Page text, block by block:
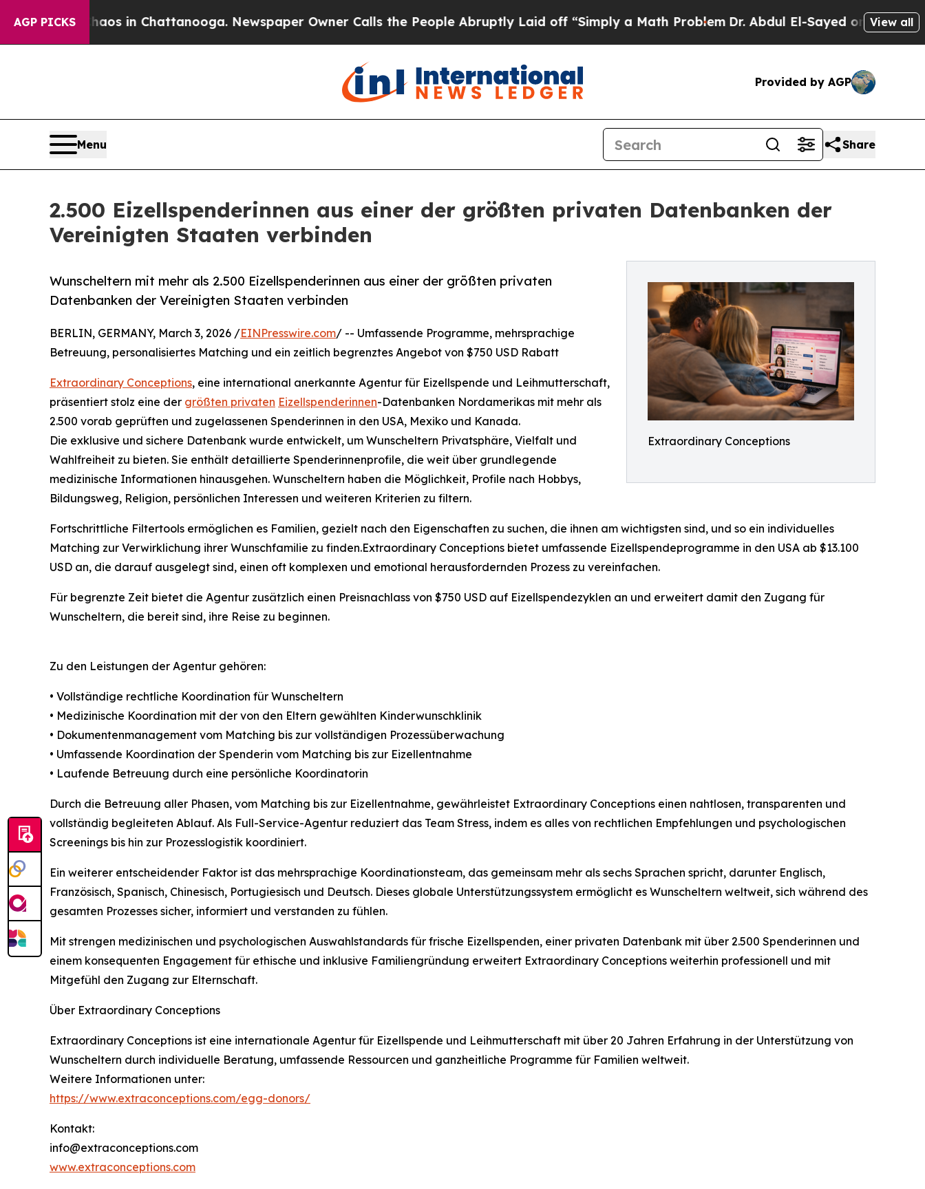
AGP PICKS
Chaos in Chattanooga. Newspaper Owner Calls the People Abruptly Laid off “Simply a Math Problem Dr. Abdul El-Sayed on Historic View all
Provided by AGP
Menu Share
2.500 Eizellspenderinnen aus einer der größten privaten Datenbanken der
Vereinigten Staaten verbinden
Extraordinary Conceptions
Wunscheltern mit mehr als 2.500 Eizellspenderinnen aus einer der größten privaten
Datenbanken der Vereinigten Staaten verbinden
BERLIN, GERMANY, March 3, 2026 /EINPresswire.com/ -- Umfassende Programme, mehrsprachige
Betreuung, personalisiertes Matching und ein zeitlich begrenztes Angebot von $750 USD Rabatt
Extraordinary Conceptions, eine international anerkannte Agentur für Eizellspende und Leihmutterschaft,
präsentiert stolz eine der größten privaten Eizellspenderinnen-Datenbanken Nordamerikas mit mehr als
2.500 vorab geprüften und zugelassenen Spenderinnen in den USA, Mexiko und Kanada.
Die exklusive und sichere Datenbank wurde entwickelt, um Wunscheltern Privatsphäre, Vielfalt und
Wahlfreiheit zu bieten. Sie enthält detaillierte Spenderinnenprofile, die weit über grundlegende
medizinische Informationen hinausgehen. Wunscheltern haben die Möglichkeit, Profile nach Hobbys,
Bildungsweg, Religion, persönlichen Interessen und weiteren Kriterien zu filtern.
Fortschrittliche Filtertools ermöglichen es Familien, gezielt nach den Eigenschaften zu suchen, die ihnen am wichtigsten sind, und so ein individuelles
Matching zur Verwirklichung ihrer Wunschfamilie zu finden.Extraordinary Conceptions bietet umfassende Eizellspendeprogramme in den USA ab $13.100
USD an, die darauf ausgelegt sind, einen oft komplexen und emotional herausfordernden Prozess zu vereinfachen.
Für begrenzte Zeit bietet die Agentur zusätzlich einen Preisnachlass von $750 USD auf Eizellspendezyklen an und erweitert damit den Zugang für
Wunscheltern, die bereit sind, ihre Reise zu beginnen.
Zu den Leistungen der Agentur gehören:
• Vollständige rechtliche Koordination für Wunscheltern
• Medizinische Koordination mit der von den Eltern gewählten Kinderwunschklinik
• Dokumentenmanagement vom Matching bis zur vollständigen Prozessüberwachung
• Umfassende Koordination der Spenderin vom Matching bis zur Eizellentnahme
• Laufende Betreuung durch eine persönliche Koordinatorin
Durch die Betreuung aller Phasen, vom Matching bis zur Eizellentnahme, gewährleistet Extraordinary Conceptions einen nahtlosen, transparenten und
vollständig begleiteten Ablauf. Als Full-Service-Agentur reduziert das Team Stress, indem es alles von rechtlichen Empfehlungen und psychologischen
Screenings bis hin zur Prozesslogistik koordiniert.
Ein weiterer entscheidender Faktor ist das mehrsprachige Koordinationsteam, das gemeinsam mehr als sechs Sprachen spricht, darunter Englisch,
Französisch, Spanisch, Chinesisch, Portugiesisch und Deutsch. Dieses globale Unterstützungssystem ermöglicht es Wunscheltern weltweit, sich während des
gesamten Prozesses sicher, informiert und verstanden zu fühlen.
Mit strengen medizinischen und psychologischen Auswahlstandards für frische Eizellspenden, einer privaten Datenbank mit über 2.500 Spenderinnen und
einem konsequenten Engagement für ethische und inklusive Familiengründung erweitert Extraordinary Conceptions weiterhin professionell und mit
Mitgefühl den Zugang zur Elternschaft.
Über Extraordinary Conceptions
Extraordinary Conceptions ist eine internationale Agentur für Eizellspende und Leihmutterschaft mit über 20 Jahren Erfahrung in der Unterstützung von
Wunscheltern durch individuelle Beratung, umfassende Ressourcen und ganzheitliche Programme für Familien weltweit.
Weitere Informationen unter:
https://www.extraconceptions.com/egg-donors/
Kontakt:
info@extraconceptions.com
www.extraconceptions.com